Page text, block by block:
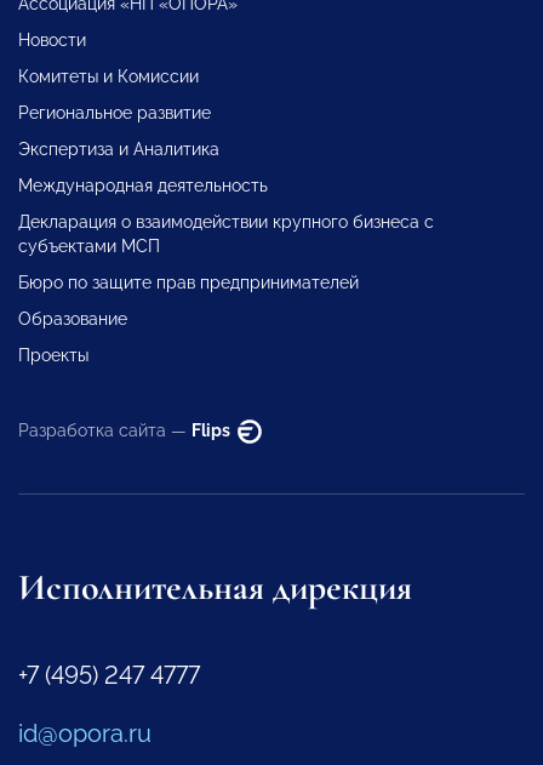
Ассоциация «НП «ОПОРА»
Новости
Комитеты и Комиссии
Региональное развитие
Экспертиза и Аналитика
Международная деятельность
Декларация о взаимодействии крупного бизнеса с
субъектами МСП
Бюро по защите прав предпринимателей
Образование
Проекты
Разработка сайта — Flips
Исполнительная дирекция
+7 (495) 247 4777
id@opora.ru